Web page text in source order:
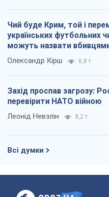
Чий буде Крим, той і
українських футбольних
можуть назвати
Олександр Кірш 6,8 т.
Захід проспав загрозу:
перевірити НАТО війною
Леонід Невзлін 8,2 т.
Всі думки